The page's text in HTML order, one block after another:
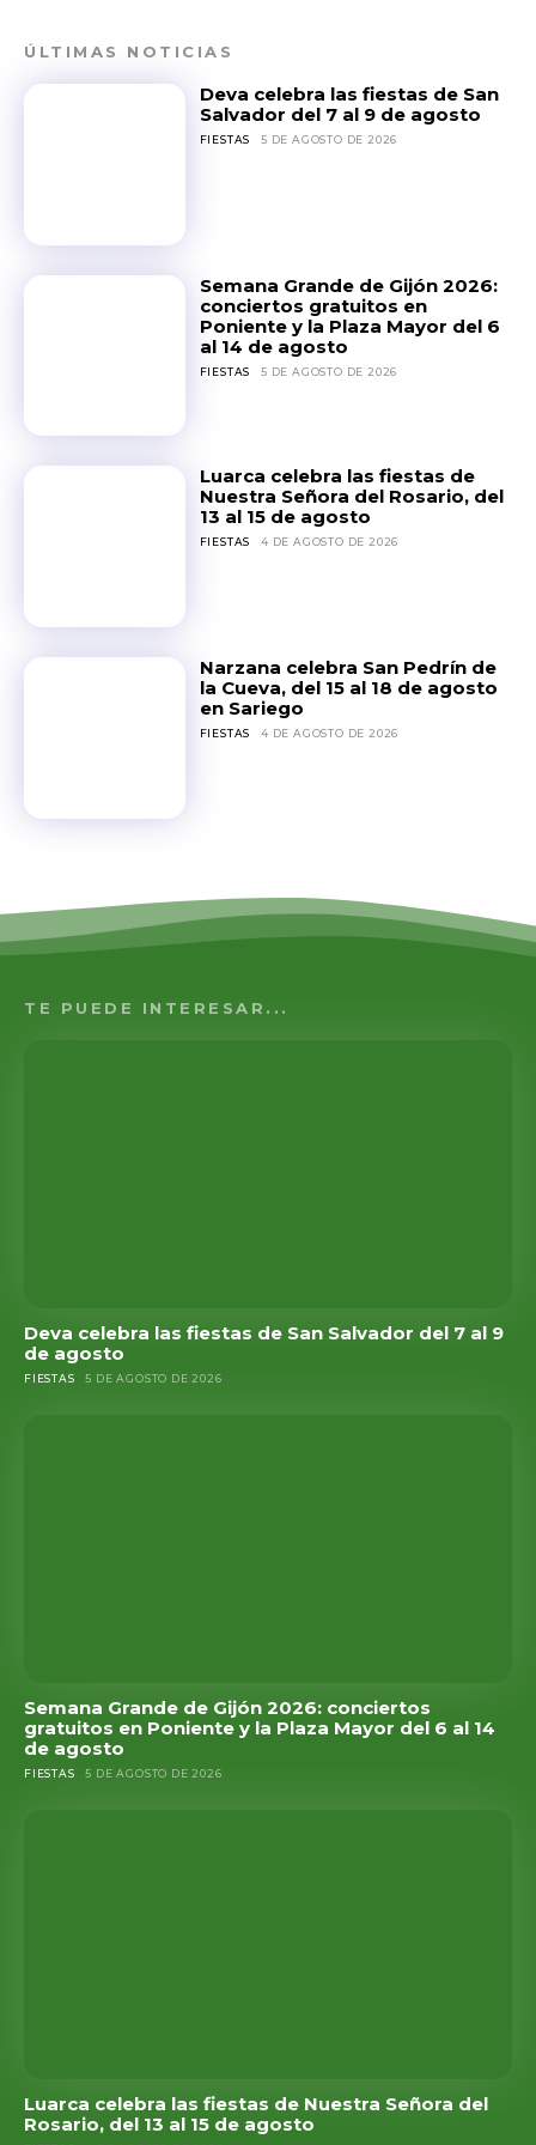
ÚLTIMAS NOTICIAS
Deva celebra las fiestas de San
Salvador del 7 al 9 de agosto
FIESTAS 5 DE AGOSTO DE 2026
Semana Grande de Gijón 2026:
conciertos gratuitos en
Poniente y la Plaza Mayor del 6
al 14 de agosto
FIESTAS 5 DE AGOSTO DE 2026
Luarca celebra las fiestas de
Nuestra Señora del Rosario, del
13 al 15 de agosto
FIESTAS 4 DE AGOSTO DE 2026
Narzana celebra San Pedrín de
la Cueva, del 15 al 18 de agosto
en Sariego
FIESTAS 4 DE AGOSTO DE 2026
TE PUEDE INTERESAR...
Deva celebra las fiestas de San Salvador del 7 al 9
de agosto
FIESTAS 5 DE AGOSTO DE 2026
Semana Grande de Gijón 2026: conciertos
gratuitos en Poniente y la Plaza Mayor del 6 al 14
de agosto
FIESTAS 5 DE AGOSTO DE 2026
Luarca celebra las fiestas de Nuestra Señora del
Rosario, del 13 al 15 de agosto